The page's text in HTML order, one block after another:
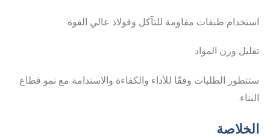
استخدام طبقات مقاومة للتآكل وفولاذ عالي القوة
تقليل وزن المواد
ستتطور الطلبات وفقًا للأداء والكفاءة والاستدامة مع نمو قطاع
البناء.
الخلاصة